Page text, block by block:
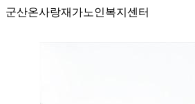
군산온사랑재가노인복지센터